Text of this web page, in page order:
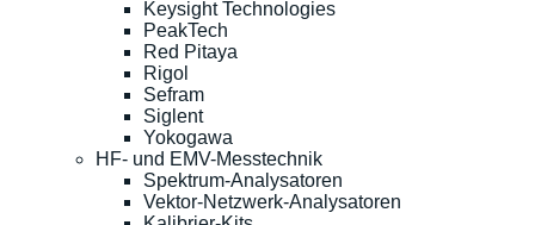
Keysight Technologies
PeakTech
Red Pitaya
Rigol
Sefram
Siglent
Yokogawa
HF- und EMV-Messtechnik
Spektrum-Analysatoren
Vektor-Netzwerk-Analysatoren